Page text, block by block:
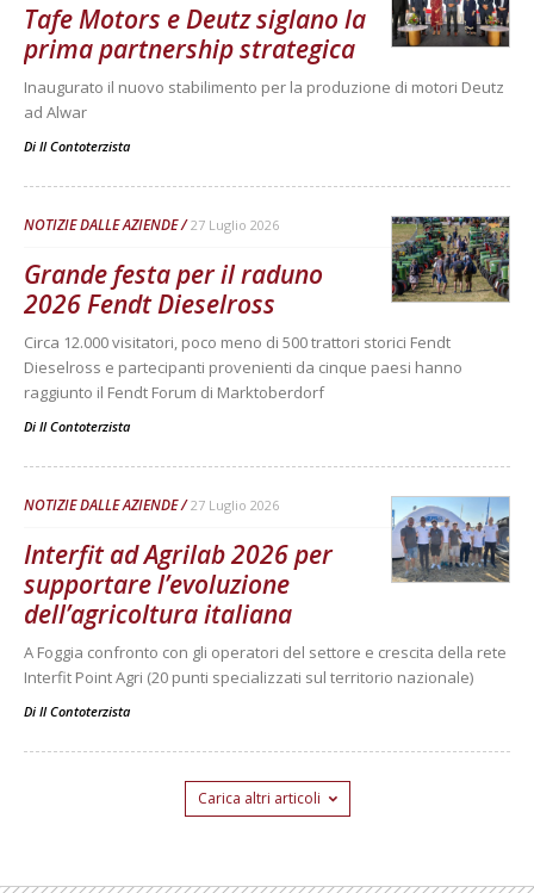
Tafe Motors e Deutz siglano la
prima partnership strategica
Inaugurato il nuovo stabilimento per la produzione di motori Deutz
ad Alwar
Di Il Contoterzista
NOTIZIE DALLE AZIENDE 27 Luglio 2026
Grande festa per il raduno
2026 Fendt Dieselross
Circa 12.000 visitatori, poco meno di 500 trattori storici Fendt
Dieselross e partecipanti provenienti da cinque paesi hanno
raggiunto il Fendt Forum di Marktoberdorf
Di Il Contoterzista
NOTIZIE DALLE AZIENDE 27 Luglio 2026
Interfit ad Agrilab 2026 per
supportare l’evoluzione
dell’agricoltura italiana
A Foggia confronto con gli operatori del settore e crescita della rete
Interfit Point Agri (20 punti specializzati sul territorio nazionale)
Di Il Contoterzista
Carica altri articoli